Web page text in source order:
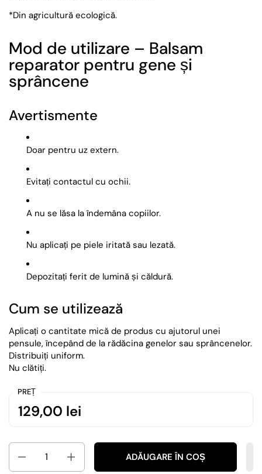
*Din agricultură ecologică.
Mod de utilizare – Balsam
reparator pentru gene și
sprâncene
Avertismente
Doar pentru uz extern.
Evitați contactul cu ochii.
A nu se lăsa la îndemâna copiilor.
Nu aplicați pe piele iritată sau lezată.
Depozitați ferit de lumină și căldură.
Cum se utilizează
Aplicați o cantitate mică de produs cu ajutorul unei
pensule, începând de la rădăcina genelor sau sprâncenelor.
Distribuiți uniform.
Nu clătiți.
PREȚ
129,00 lei
Cantitate
ADĂUGARE ÎN COȘ